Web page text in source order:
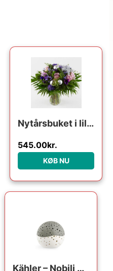
Nytårsbuket i lilla – Send blomster med Bloomit
545.00kr.
KØB NU
Kähler – Nobili Fyrfadsstage Ø14 cm olivengrøn
Den oprindelige pris
Den aktuelle